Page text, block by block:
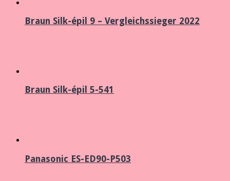
Braun Silk-épil 9 – Vergleichssieger 2022
Braun Silk-épil 5-541
Panasonic ES-ED90-P503